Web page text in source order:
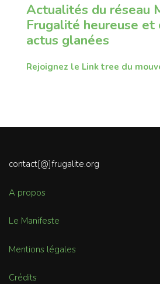
Actualités du réseau
Frugalité heureuse et
actus glanées
Rejoignez le Link tree du
contact[@]frugalite.org
A propos
Le Manifeste
Mentions légales
Crédits